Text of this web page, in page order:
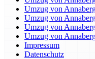
Umzug von
Umzug von
Umzug von
Umzug von
Impressum
Datenschutz